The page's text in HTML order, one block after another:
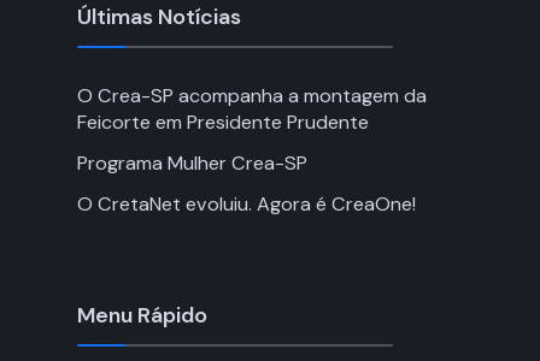
Últimas Notícias
O Crea-SP acompanha a montagem da
Feicorte em Presidente Prudente
Programa Mulher Crea-SP
O CretaNet evoluiu. Agora é CreaOne!
Menu Rápido